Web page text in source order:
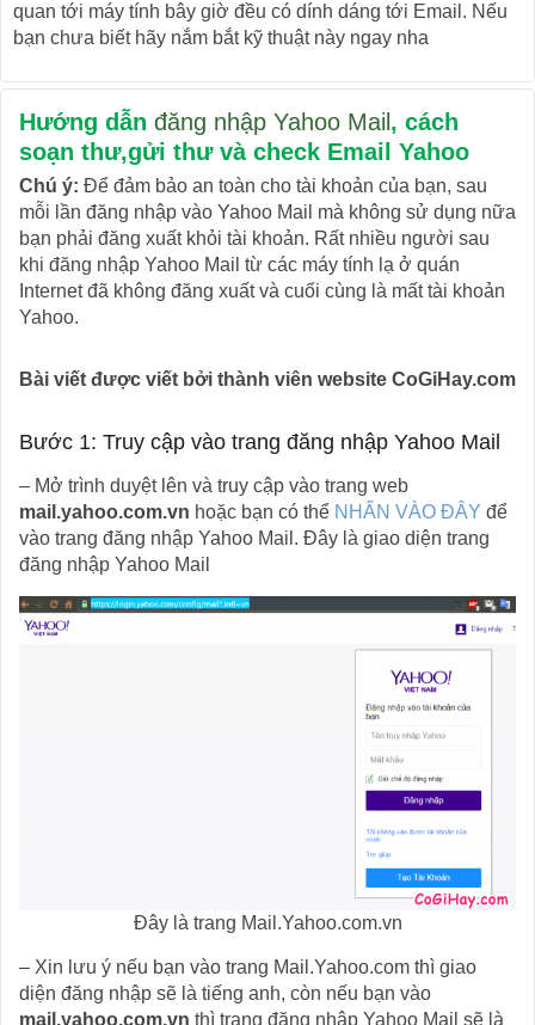
quan tới máy tính bây giờ đều có dính dáng tới Email. Nếu
bạn chưa biết hãy nắm bắt kỹ thuật này ngay nha
Hướng dẫn đăng nhập Yahoo Mail , cách
soạn thư,gửi thư và check Email Yahoo
Chú ý: Để đảm bảo an toàn cho tài khoản của bạn, sau
mỗi lần đăng nhập vào Yahoo Mail mà không sử dụng nữa
bạn phải đăng xuất khỏi tài khoản. Rất nhiều người sau
khi đăng nhập Yahoo Mail từ các máy tính lạ ở quán
Internet đã không đăng xuất và cuối cùng là mất tài khoản
Yahoo.
Bài viết được viết bởi thành viên website CoGiHay.com
Bước 1: Truy cập vào trang đăng nhập Yahoo Mail
– Mở trình duyệt lên và truy cập vào trang web
mail.yahoo.com.vn hoặc bạn có thể NHẤN VÀO ĐÂY để
vào trang đăng nhập Yahoo Mail. Đây là giao diện trang
đăng nhập Yahoo Mail
Đây là trang Mail.Yahoo.com.vn
– Xin lưu ý nếu bạn vào trang Mail.Yahoo.com thì giao
diện đăng nhập sẽ là tiếng anh, còn nếu bạn vào
mail.yahoo.com.vn thì trang đăng nhập Yahoo Mail sẽ là